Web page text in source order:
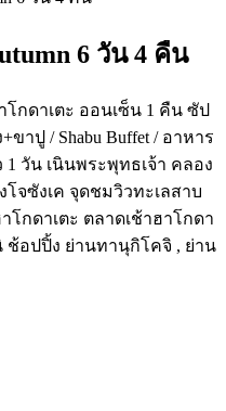
6 วัน 4 คืน
กดาเตะ ออนเซ็น 1 คืน ซัป
าปู / Shabu Buffet / อาหาร
1 วัน เนินพระพุทธเจ้า คลอง
จซังเค จุดชมวิวทะเลสาบ
โกดาเตะ ตลาดเช้าฮาโกดา
ช้อปปิ้ง ย่านทานุกิโคจิ , ย่าน